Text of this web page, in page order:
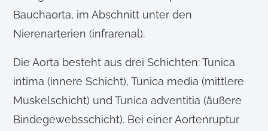
Bauchaorta, im Abschnitt unter den
Nierenarterien (infrarenal).
Die Aorta besteht aus drei Schichten: Tunica
intima (innere Schicht), Tunica media (mittlere
Muskelschicht) und Tunica adventitia (äußere
Bindegewebsschicht). Bei einer Aortenruptur